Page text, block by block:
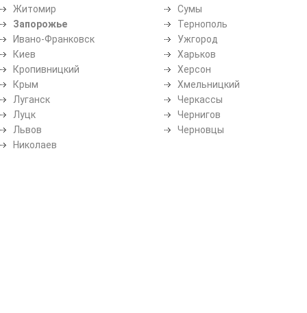
Житомир
Запорожье
Ивано-Франковск
Киев
Кропивницкий
Крым
Луганск
Луцк
Львов
Николаев
Сумы
Тернополь
Ужгород
Харьков
Херсон
Хмельницкий
Черкассы
Чернигов
Черновцы